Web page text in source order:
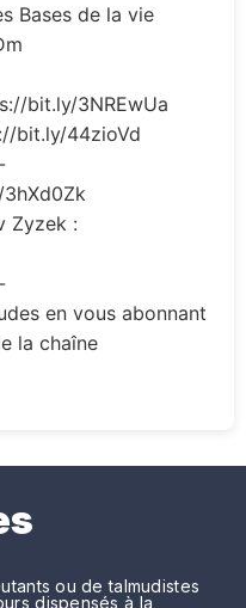
Bases de la vie
bit.ly/3NREwUa
bit.ly/44zioVd
Zyzek :
en vous abonnant
la chaîne
ou de talmudistes
dispensés à la